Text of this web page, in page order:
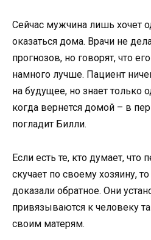
Сейчас мужчина лишь хочет
оказаться дома. Врачи не
прогнозов, но говорят, что
намного лучше. Пациент
на будущее, но знает только
когда вернется домой – в
погладит Билли.
Если есть те, кто думает, что
скучает по своему хозяину,
доказали обратное. Они
привязываются к человеку
своим матерям.